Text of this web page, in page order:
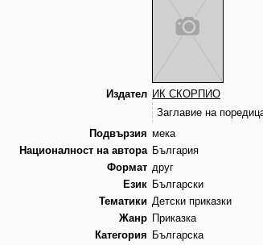
Издател ИК СКОРПИО
Заглавие на
Подвързия мека
Националност на автора България
Формат друг
Език Български
Тематики Детски приказки
Жанр Приказка
Категория Българска